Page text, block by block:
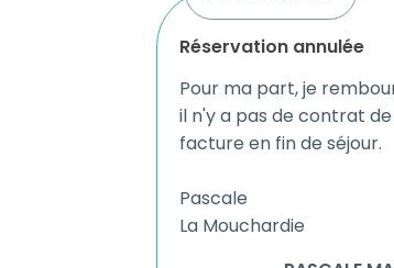
réservation annulée
Pour ma part, je
il n'y a pas de contrat
facture en fin de séjour.
Pascale
La Mouchardie